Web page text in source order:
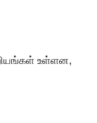
உள்ளன,